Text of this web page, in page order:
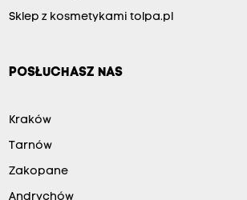
Sklep z kosmetykami tolpa.pl
POSŁUCHASZ NAS
Kraków
Tarnów
Zakopane
Andrychów